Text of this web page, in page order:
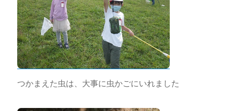
つかまえた虫は、大事に虫かごにいれました